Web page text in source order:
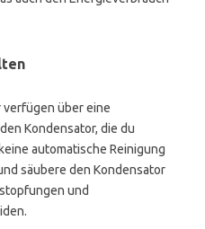
über eine
Kondensator, die du
automatische Reinigung
säubere den Kondensator
und